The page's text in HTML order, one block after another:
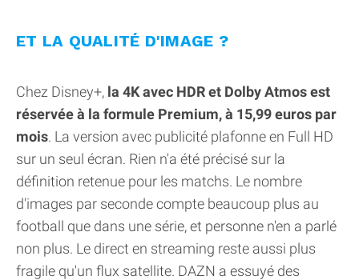
ET LA QUALITÉ D'IMAGE ?
Chez Disney+, la 4K avec HDR et Dolby Atmos est
réservée à la formule Premium, à 15,99 euros par
mois. La version avec publicité plafonne en Full HD
sur un seul écran. Rien n'a été précisé sur la
définition retenue pour les matchs. Le nombre
d'images par seconde compte beaucoup plus au
football que dans une série, et personne n'en a parlé
non plus. Le direct en streaming reste aussi plus
fragile qu'un flux satellite. DAZN a essuyé des